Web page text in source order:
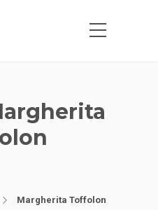
Margherita Toffolon